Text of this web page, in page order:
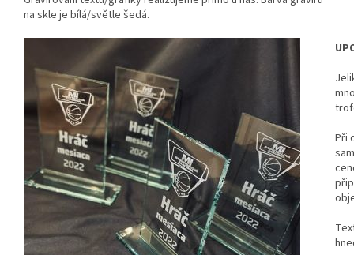
na skle je bílá/světle šedá.
Při